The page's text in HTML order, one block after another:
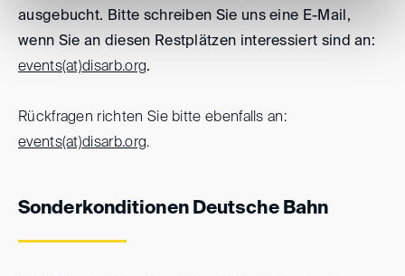
ausgebucht. Bitte schreiben Sie uns eine E-Mail,
wenn Sie an diesen Restplätzen interessiert sind an:
events(at)disarb.org.
Rückfragen richten Sie bitte ebenfalls an:
events(at)disarb.org.
Sonderkonditionen Deutsche Bahn